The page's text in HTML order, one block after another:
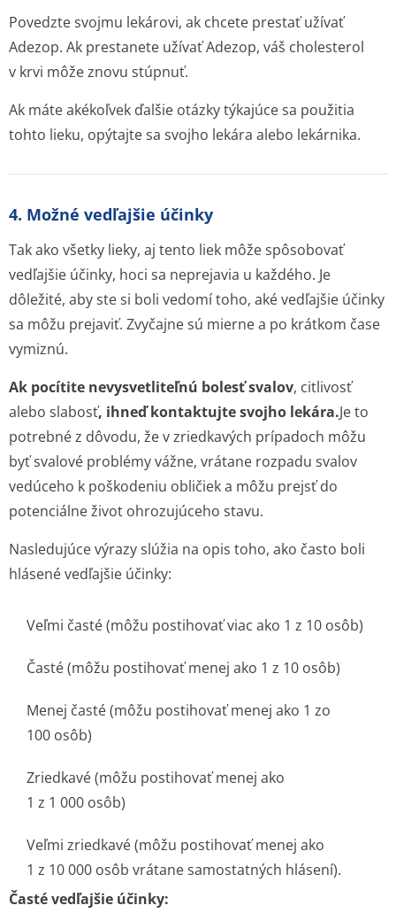
Povedzte svojmu lekárovi, ak chcete prestať užívať
Adezop. Ak prestanete užívať Adezop, váš cholesterol
v krvi môže znovu stúpnuť.
Ak máte akékoľvek ďalšie otázky týkajúce sa použitia
tohto lieku, opýtajte sa svojho lekára alebo lekárnika.
4. Možné vedľajšie účinky
Tak ako všetky lieky, aj tento liek môže spôsobovať
vedľajšie účinky, hoci sa neprejavia u každého. Je
dôležité, aby ste si boli vedomí toho, aké vedľajšie účinky
sa môžu prejaviť. Zvyčajne sú mierne a po krátkom čase
vymiznú.
Ak pocítite nevysvetliteľnú bolesť svalov, citlivosť
alebo slabosť, ihneď kontaktujte svojho lekára.Je to
potrebné z dôvodu, že v zriedkavých prípadoch môžu
byť svalové problémy vážne, vrátane rozpadu svalov
vedúceho k poškodeniu obličiek a môžu prejsť do
potenciálne život ohrozujúceho stavu.
Nasledujúce výrazy slúžia na opis toho, ako často boli
hlásené vedľajšie účinky:
Veľmi časté (môžu postihovať viac ako 1 z 10 osôb)
Časté (môžu postihovať menej ako 1 z 10 osôb)
Menej časté (môžu postihovať menej ako 1 zo
100 osôb)
Zriedkavé (môžu postihovať menej ako
1 z 1 000 osôb)
Veľmi zriedkavé (môžu postihovať menej ako
1 z 10 000 osôb vrátane samostatných hlásení).
Časté vedľajšie účinky: